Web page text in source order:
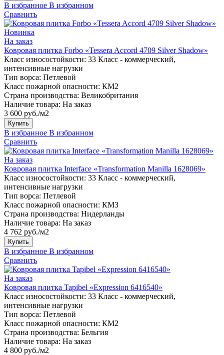
В избранное В избранном
Сравнить
Новинка
На заказ
Ковровая плитка Forbo «Tessera Accord 4709 Silver Shadow»
Класс износостойкости: 33 Класс - коммерческий,
интенсивные нагрузки
Тип ворса: Петлевой
Класс пожарной опасности: КМ2
Страна производства: Великобритания
Наличие товара: На заказ
3 600 руб./м2
Купить
В избранное В избранном
Сравнить
На заказ
Ковровая плитка Interface «Transformation Manilla 1628069»
Класс износостойкости: 33 Класс - коммерческий,
интенсивные нагрузки
Тип ворса: Петлевой
Класс пожарной опасности: КМ3
Страна производства: Нидерланды
Наличие товара: На заказ
4 762 руб./м2
Купить
В избранное В избранном
Сравнить
На заказ
Ковровая плитка Tapibel «Expression 6416540»
Класс износостойкости: 33 Класс - коммерческий,
интенсивные нагрузки
Тип ворса: Петлевой
Класс пожарной опасности: КМ2
Страна производства: Бельгия
Наличие товара: На заказ
4 800 руб./м2